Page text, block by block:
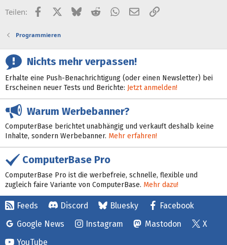
Teilen: FacebookX (Twitter)
BlueskyRedditWhatsApp
E-MailLink
Programmieren
Nichts mehr verpassen!
Erhalte eine Push-Benachrichtigung (oder einen Newsletter) bei
Erscheinen neuer Tests und Berichte: Jetzt anmelden!
Warum Werbebanner?
ComputerBase berichtet unabhängig und verkauft deshalb keine
Inhalte, sondern Werbebanner. Mehr erfahren!
ComputerBase Pro
ComputerBase Pro ist die werbefreie, schnelle, flexible und
zugleich faire Variante von ComputerBase. Mehr dazu!
Feeds Discord Bluesky
Facebook
Google News
Instagram Mastodon
X
YouTube